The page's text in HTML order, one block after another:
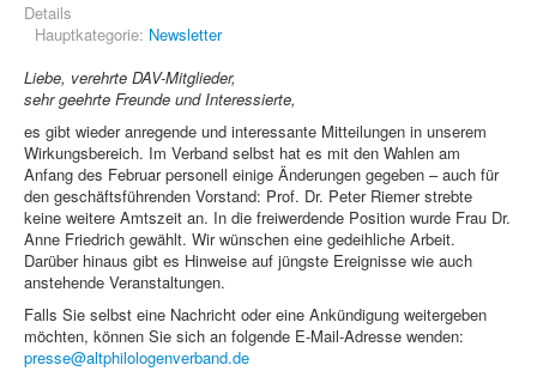
Details
Hauptkategorie: Newsletter
Liebe, verehrte DAV-Mitglieder,
sehr geehrte Freunde und Interessierte,
es gibt wieder anregende und interessante Mitteilungen in unserem
Wirkungsbereich. Im Verband selbst hat es mit den Wahlen am
Anfang des Februar personell einige Änderungen gegeben – auch für
den geschäftsführenden Vorstand: Prof. Dr. Peter Riemer strebte
keine weitere Amtszeit an. In die freiwerdende Position wurde Frau Dr.
Anne Friedrich gewählt. Wir wünschen eine gedeihliche Arbeit.
Darüber hinaus gibt es Hinweise auf jüngste Ereignisse wie auch
anstehende Veranstaltungen.
Falls Sie selbst eine Nachricht oder eine Ankündigung weitergeben
möchten, können Sie sich an folgende E-Mail-Adresse wenden:
presse@altphilologenverband.de